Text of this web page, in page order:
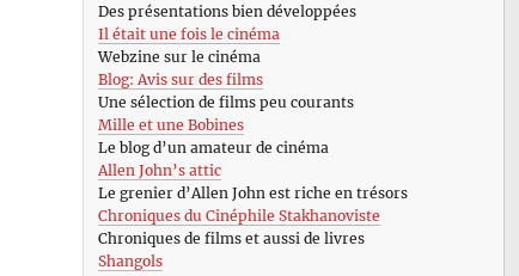
Des présentations bien développées
Il était une fois le cinéma
Webzine sur le cinéma
Blog: Avis sur des films
Une sélection de films peu courants
Mille et une Bobines
Le blog d’un amateur de cinéma
Allen John’s attic
Le grenier d’Allen John est riche en trésors
Chroniques du Cinéphile Stakhanoviste
Chroniques de films et aussi de livres
Shangols